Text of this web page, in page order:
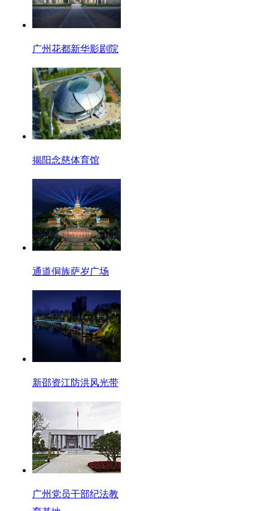
广州花都新华影剧院
揭阳念慈体育馆
通道侗族萨岁广场
新邵资江防洪风光带
广州党员干部纪法教